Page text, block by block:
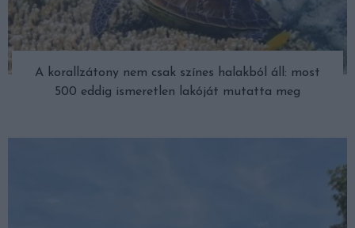
A korallzátony nem csak színes halakból áll: most
500 eddig ismeretlen lakóját mutatta meg